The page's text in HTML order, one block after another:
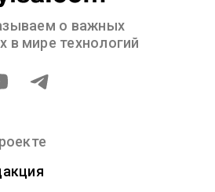
о важных
в мире технологий